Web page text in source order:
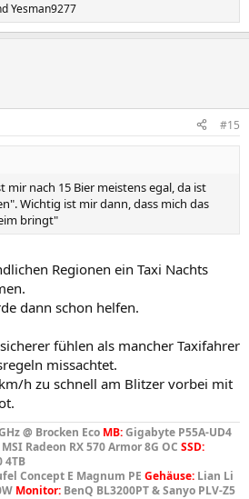
Yesman9277
#15
mir nach 15 Bier meistens egal, da ist
Wichtig ist mir dann, dass mich das
bringt"
Regionen ein Taxi Nachts
dann schon helfen.
fühlen als mancher Taxifahrer
missachtet.
h zu schnell am Blitzer vorbei mit
@ Brocken Eco MB:Gigabyte P55A-UD4
MSI Radeon RX 570 Armor 8G OC SSD:
4TB
Concept E Magnum PE Gehäuse: Lian Li
Monitor: BenQ BL3200PT & Sanyo PLV-Z5